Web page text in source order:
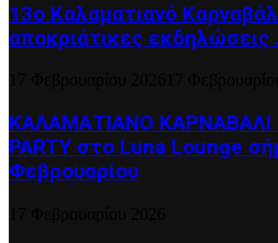
13ο Καλαματιανό
αποκριάτικες εκδηλώσεις
ΚΑΛΑΜΑΤΙΑΝΟ ΚΑΡΝΑΒΑΛΙ :
PARTY στο Luna Lounge
Φεβρουαρίου